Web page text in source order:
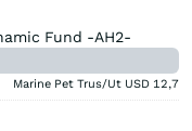
Fund -AH2-
Marine Pet Trus/Ut USD 12,7